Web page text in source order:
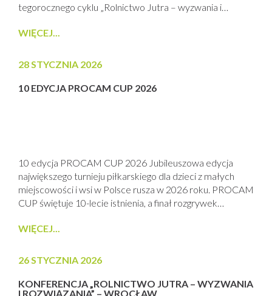
tegorocznego cyklu „Rolnictwo Jutra – wyzwania i
potwierdza pozycję całego cyklu konferencji PROCAM
rolniczej w Polsce w 2026 roku. Organizatorem
WIĘCEJ...
28 STYCZNIA 2026
10 EDYCJA PROCAM CUP 2026
10 edycja PROCAM CUP 2026 Jubileuszowa edycja
największego turnieju piłkarskiego dla dzieci z małych
miejscowości i wsi w Polsce rusza w 2026 roku. PROCAM
CUP świętuje 10-lecie istnienia, a finał rozgrywek
weźmie udział blisko 1500 młodych piłkarek i piłkarzy z
piłkarski organizowany wspólnie...
WIĘCEJ...
26 STYCZNIA 2026
KONFERENCJA „ROLNICTWO JUTRA – WYZWANIA
I ROZWIĄZANIA” – WROCŁAW